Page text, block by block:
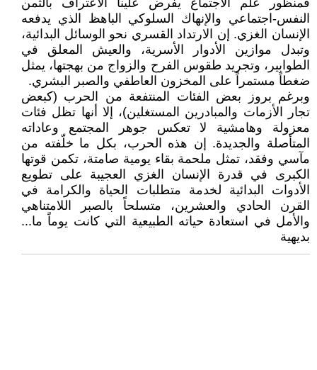
فمنظور علم الاجتماع يفرض علينا الاعتراف بالثمن
النفس-اجتماعي والإنهاك السلوكي الباهظ الذي يدفعه
الإنسان الغزي. إن الارتداد القسري نحو الوسائل البدائية،
وتبدل موازين الأدوار الأسرية، والعيش المعلق في
الطوابير، وتجريد طقوس الفرح والزواج من بهجتها، يمثل
ضغطاً مستمراً على المخزون العاطفي والصبر البشري.
وبرغم بروز بعض الفئات المنتفعة من الحرب (كبعض
تجار الأزمات والمبادرين المستغلين)، إلا أنها تظل فئات
معزولة وهامشية لا تعكس جوهر المجتمع وعاداته
المتأصلة والجديدة. إن هذه الحرب، بكل ما خلّفته من
مآسي وفقد، تمثل ملحمة بقاء يومية صامتة، تكمن قوتها
الكبرى في قدرة الإنسان الغزي العجيبة على تطويع
الأدوات البدائية لخدمة متطلبات الحياة والكرامة في
القرن الحادي والعشرين، متسلحاً بالصبر اللامتناهي
والأمل في استعادة حياته الطبيعية التي كانت يوماً ما...
بديهية